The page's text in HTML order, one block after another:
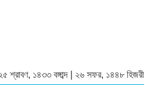
শ্রাবণ, ১৪৩৩ বঙ্গাব্দ | ২৬ সফর, ১৪৪৮ হিজরী